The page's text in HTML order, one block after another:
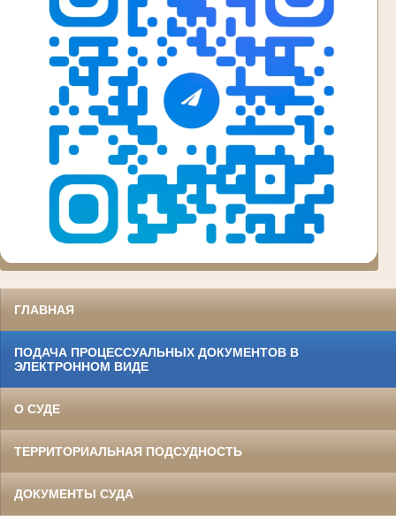
ГЛАВНАЯ
ПОДАЧА ПРОЦЕССУАЛЬНЫХ ДОКУМЕНТОВ В
ЭЛЕКТРОННОМ ВИДЕ
О СУДЕ
ТЕРРИТОРИАЛЬНАЯ ПОДСУДНОСТЬ
ДОКУМЕНТЫ СУДА